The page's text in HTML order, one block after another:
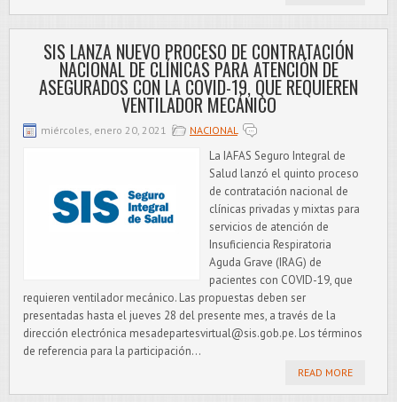
SIS LANZA NUEVO PROCESO DE CONTRATACIÓN
NACIONAL DE CLÍNICAS PARA ATENCIÓN DE
ASEGURADOS CON LA COVID-19, QUE REQUIEREN
VENTILADOR MECÁNICO
miércoles, enero 20, 2021 NACIONAL
La IAFAS Seguro Integral de
Salud lanzó el quinto proceso
de contratación nacional de
clínicas privadas y mixtas para
servicios de atención de
Insuficiencia Respiratoria
Aguda Grave (IRAG) de
pacientes con COVID-19, que
requieren ventilador mecánico. Las propuestas deben ser
presentadas hasta el jueves 28 del presente mes, a través de la
dirección electrónica mesadepartesvirtual@sis.gob.pe. Los términos
de referencia para la participación...
READ MORE